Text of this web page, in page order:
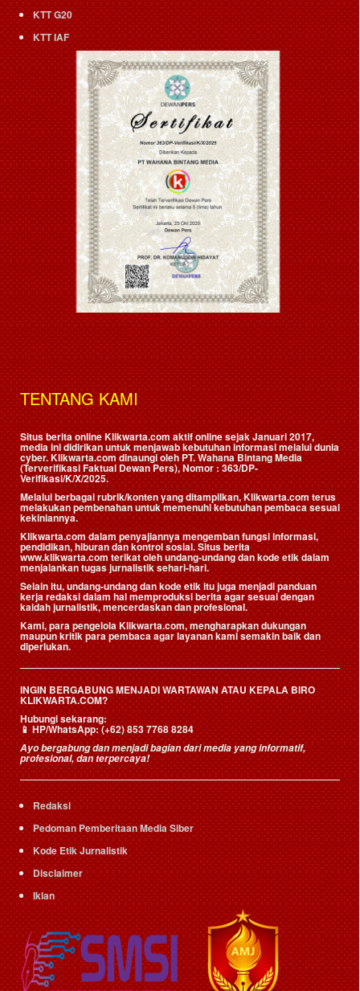
KTT G20
KTT IAF
TENTANG KAMI
Situs berita online Klikwarta.com aktif online sejak Januari 2017,
media ini didirikan untuk menjawab kebutuhan informasi melalui dunia
cyber. Klikwarta.com dinaungi oleh PT. Wahana Bintang Media
(Terverifikasi Faktual Dewan Pers), Nomor : 363/DP-
Verifikasi/K/X/2025.
Melalui berbagai rubrik/konten yang ditampilkan, Klikwarta.com terus
melakukan pembenahan untuk memenuhi kebutuhan pembaca sesuai
kekiniannya.
Klikwarta.com dalam penyajiannya mengemban fungsi informasi,
pendidikan, hiburan dan kontrol sosial. Situs berita
www.klikwarta.com terikat oleh undang-undang dan kode etik dalam
menjalankan tugas jurnalistik sehari-hari.
Selain itu, undang-undang dan kode etik itu juga menjadi panduan
kerja redaksi dalam hal memproduksi berita agar sesuai dengan
kaidah jurnalistik, mencerdaskan dan profesional.
Kami, para pengelola Klikwarta.com, mengharapkan dukungan
maupun kritik para pembaca agar layanan kami semakin baik dan
diperlukan.
INGIN BERGABUNG MENJADI WARTAWAN ATAU KEPALA BIRO
KLIKWARTA.COM?
Hubungi sekarang:
📱HP/WhatsApp:(+62) 853 7768 8284
Ayo bergabung dan menjadi bagian dari media yang informatif,
profesional, dan terpercaya!
Redaksi
Pedoman Pemberitaan Media Siber
Kode Etik Jurnalistik
Disclaimer
Iklan